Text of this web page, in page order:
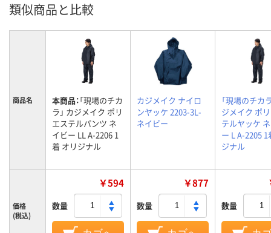
類似商品と比較
商品名 本商品：「現場のチカ
ラ」 カジメイク ポリ
エステルパンツ ネ
イビー LL A-2206 1
着 オリジナル
カジメイク ナイロ
ンヤッケ 2203-3L-
ネイビー
「現場のチカ
ジメイク ポ
テルヤッケ
ー L A-2205 1
ジナル
価格
(税込)
￥594
数量
￥877
数量 数量